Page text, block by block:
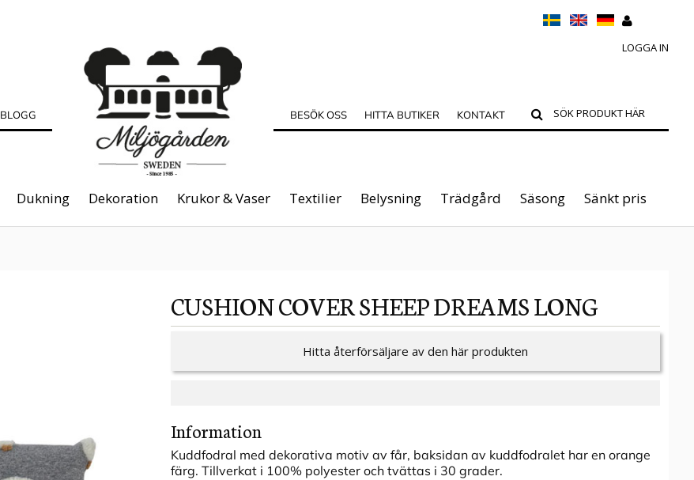
LOGGA IN
BLOGG BESÖK OSS HITTA BUTIKER KONTAKT
Dukning Dekoration Krukor & Vaser Textilier Belysning Trädgård Säsong Sänkt pris
CUSHION COVER SHEEP DREAMS LONG
Hitta återförsäljare av den här produkten
Information
Kuddfodral med dekorativa motiv av får, baksidan av kuddfodralet har en orange
färg. Tillverkat i 100% polyester och tvättas i 30 grader.